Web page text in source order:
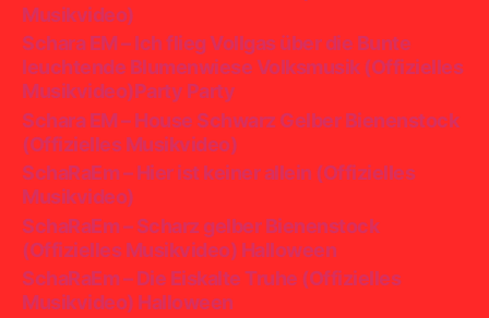
Musikvideo)
Schara EM – Ich flieg Vollgas über die Bunte
leuchtende Blumenwiese Volksmusik (Offizielles
Musikvideo)Party Party
Schara EM – House Schwarz Gelber Bienenstock
(Offizielles Musikvideo)
SchaRaEm – Hier ist keiner allein (Offizielles
Musikvideo)
SchaRaEm – Scharz gelber Bienenstock
(Offizielles Musikvideo) Halloween
SchaRaEm – Die Eiskalte Truhe (Offizielles
Musikvideo) Halloween